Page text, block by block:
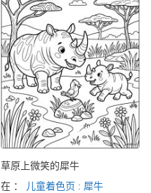
草原上微笑的犀牛
在 ：
儿童着色页 : 犀牛